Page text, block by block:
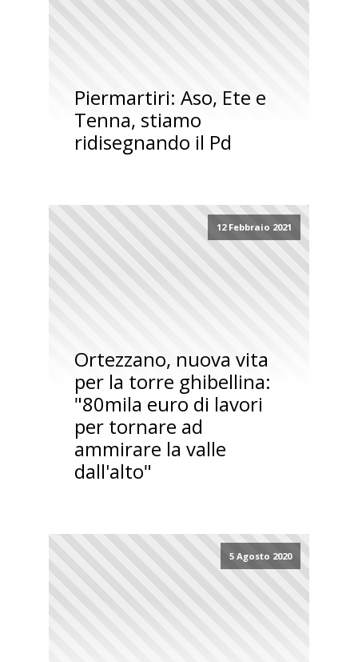
Piermartiri: Aso, Ete e
Tenna, stiamo
ridisegnando il Pd
12 Febbraio 2021
Ortezzano, nuova vita
per la torre ghibellina:
"80mila euro di lavori
per tornare ad
ammirare la valle
dall'alto"
5 Agosto 2020